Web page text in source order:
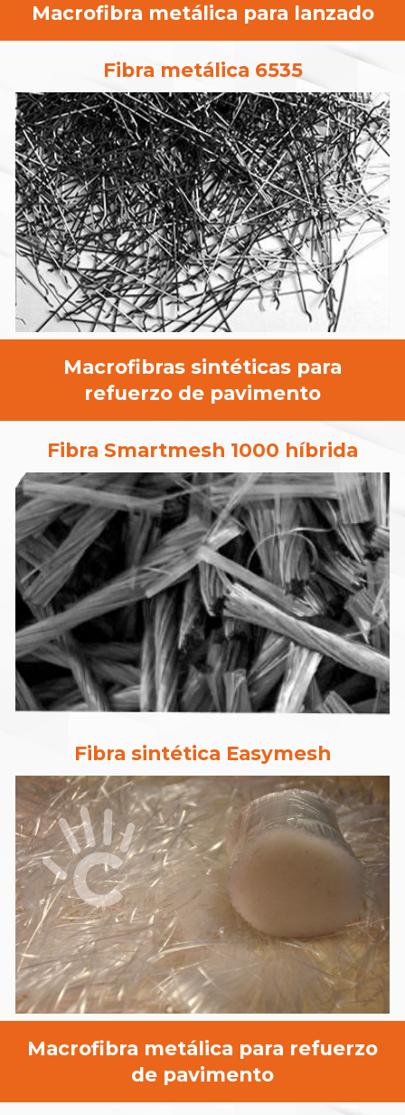
Macrofibra metálica para lanzado
Fibra metálica 6535
Macrofibras sintéticas para
refuerzo de pavimento
Fibra Smartmesh 1000 híbrida
Fibra sintética Easymesh
Macrofibra metálica para refuerzo
de pavimento